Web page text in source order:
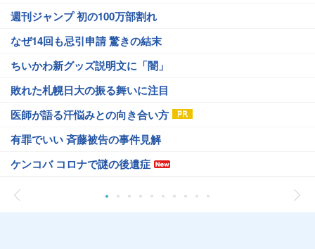
週刊ジャンプ 初の100万部割れ
なぜ14回も忌引申請 驚きの結末
ちいかわ新グッズ説明文に「闇」
敗れた札幌日大の振る舞いに注目
医師が語る汗悩みとの向き合い方
有罪でいい 斉藤被告の事件見解
ケンコバ コロナで謎の後遺症